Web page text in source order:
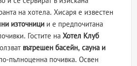
на хотела. Хисаря е известен
източници и е предпочитана
Гостите наХотел Клуб
вътрешен басейн, сауна и
пълноценна почивка. Освен